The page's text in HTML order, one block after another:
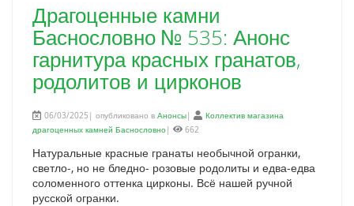
Драгоценные камни
Баснословно № 535: Анонс
гарнитура красных гранатов,
родолитов и цирконов
06/03/2025| опубликовано в Анонсы|
Коллектив магазина
драгоценных камней Баснословно| 662
Натуральные красные гранаты необычной огранки,
светло-, но не бледно- розовые родолиты и едва-едва
соломенного оттенка цирконы. Всё нашей ручной
русской огранки.